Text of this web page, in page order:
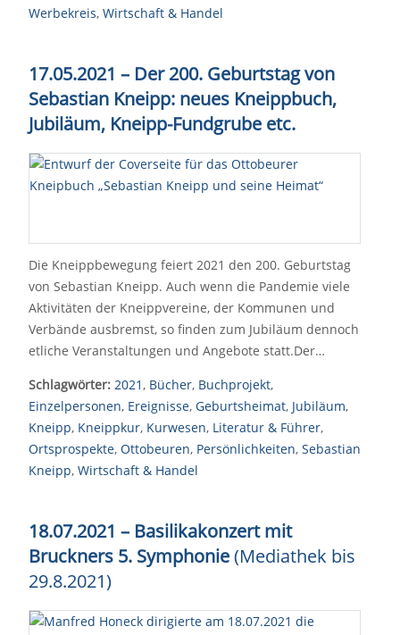
Werbekreis, Wirtschaft & Handel
17.05.2021 – Der 200. Geburtstag von
Sebastian Kneipp: neues Kneippbuch,
Jubiläum, Kneipp-Fundgrube etc.
Die Kneippbewegung feiert 2021 den 200. Geburtstag
von Sebastian Kneipp. Auch wenn die Pandemie viele
Aktivitäten der Kneippvereine, der Kommunen und
Verbände ausbremst, so finden zum Jubiläum dennoch
etliche Veranstaltungen und Angebote statt.Der…
Schlagwörter: 2021, Bücher, Buchprojekt,
Einzelpersonen, Ereignisse, Geburtsheimat, Jubiläum,
Kneipp, Kneippkur, Kurwesen, Literatur & Führer,
Ortsprospekte, Ottobeuren, Persönlichkeiten, Sebastian
Kneipp, Wirtschaft & Handel
18.07.2021 – Basilikakonzert mit
Bruckners 5. Symphonie(Mediathek bis
29.8.2021)